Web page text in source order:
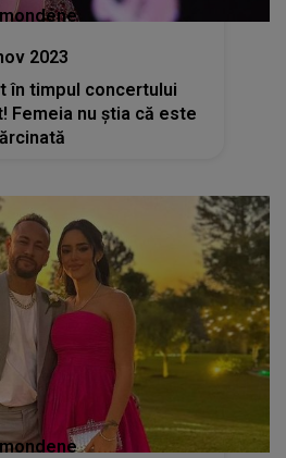
2023
Femeia nu știa că este